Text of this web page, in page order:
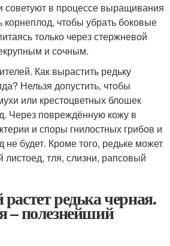
советуют в процессе выращивания
корнеплод, чтобы убрать боковые
только через стержневой
и сочным.
Как вырастить редьку
Нельзя допустить, чтобы
или крестоцветных блошек
Через повреждённую кожу в
и споры гнилостных грибов и
не будет. Кроме того, редьке может
листоед, тля, слизни, рапсовый
редька черная.
– полезнейший